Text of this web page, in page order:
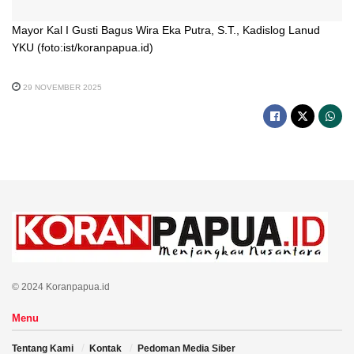
Mayor Kal I Gusti Bagus Wira Eka Putra, S.T., Kadislog Lanud
YKU (foto:ist/koranpapua.id)
29 NOVEMBER 2025
© 2024 Koranpapua.id
Menu
Tentang Kami Kontak Pedoman Media Siber